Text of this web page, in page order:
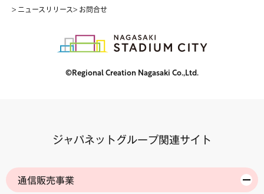
> ニュースリリース> お問合せ
©Regional Creation Nagasaki Co.,Ltd.
ジャパネットグループ関連サイト
通信販売事業